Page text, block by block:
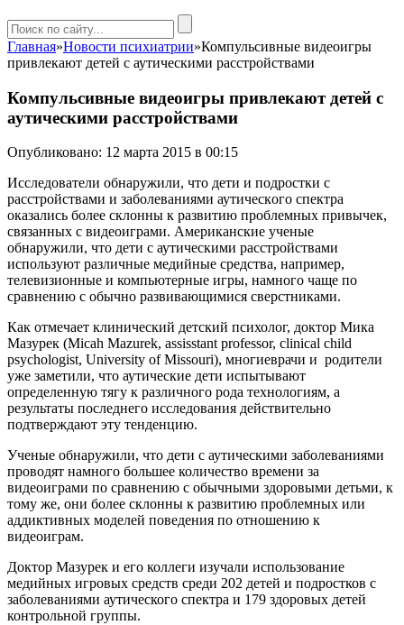
Главная»Новости психиатрии»Компульсивные видеоигры
привлекают детей с аутическими расстройствами
Компульсивные видеоигры привлекают детей с
аутическими расстройствами
Опубликовано: 12 марта 2015 в 00:15
Исследователи обнаружили, что дети и подростки с
расстройствами и заболеваниями аутическoго спектра
оказались более склонны к развитию проблемных привычек,
связанных с видеоиграми. Американские ученые
обнаружили, что дети с аутическими расстройствами
используют различные медийные средства, например,
телевизионные и компьютерные игры, намного чаще по
сравнению с обычно развивающимися сверстниками.
Как отмечает клинический детский психолог, доктор Мика
Мазурек (Micah Mazurek, assisstant professor, clinical child
psychologist, University of Missouri), многиеврачи и родители
уже заметили, что аутические дети испытывают
определенную тягу к различного рода технологиям, а
результаты последнего исследования действительно
подтверждают эту тенденцию.
Ученые обнаружили, что дети с аутическими заболеваниями
проводят намного большее количество времени за
видеоиграми по сравнению с обычными здоровыми детьми, к
тому же, они более склонны к развитию проблемных или
аддиктивных моделей поведения по отношению к
видеоиграм.
Доктор Мазурек и его коллеги изучали использование
медийных игровых средств среди 202 детей и подростков с
заболеваниями аутического спектра и 179 здоровых детей
контрольной группы.